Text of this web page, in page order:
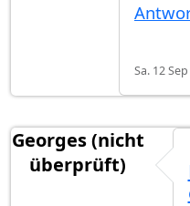
Sa. 12
Georges (nicht
überprüft)